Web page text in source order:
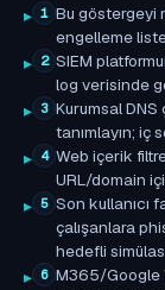
1 Bu göstergeyi
engelleme
2 SIEM
log verisinde
3 Kurumsal
tanımlayın; iç
4 Web içerik
URL/domain
5 Son kullanıcı
çalışanlara
hedefli
6 M365/Google